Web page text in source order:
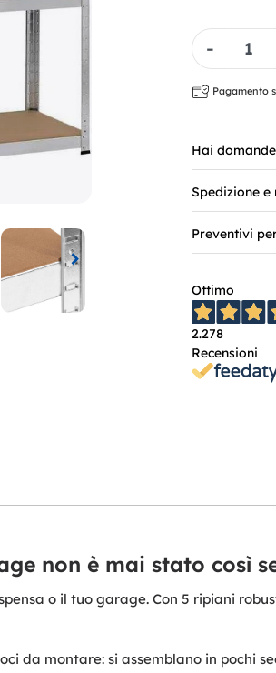
Quantità
Pagamento
Hai
Spedizione e
Preventivi
Ottimo
2.278
Recensioni
non è mai stato così
o il tuo garage. Con 5 ripiani
da montare: si assemblano in pochi